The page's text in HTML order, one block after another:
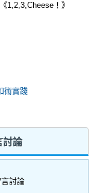
1,2,3,Cheese！》
術實踐
討論
討論